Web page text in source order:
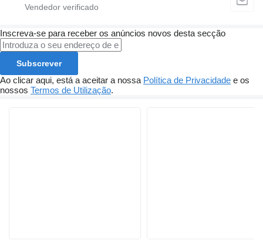
Inscreva-se para receber os anúncios novos desta secção
Subscrever
Ao clicar aqui, está a aceitar a nossa Política de Privacidade e os
nossos Termos de Utilização.